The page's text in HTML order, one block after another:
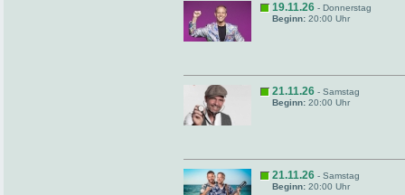
19.11.26 - Donnerstag
Beginn: 20:00 Uhr
21.11.26 - Samstag
Beginn: 20:00 Uhr
21.11.26 - Samstag
Beginn: 20:00 Uhr